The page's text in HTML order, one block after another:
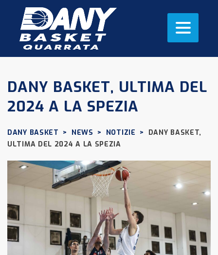
DANY BASKET, ULTIMA DEL
2024 A LA SPEZIA
DANY BASKET > NEWS > NOTIZIE >
DANY BASKET,
ULTIMA DEL 2024 A LA SPEZIA